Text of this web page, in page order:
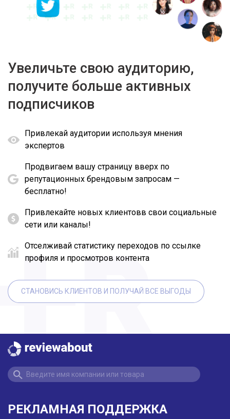
Увеличьте свою аудиторию,
получите больше активных
подписчиков
Привлекай аудитории используя мнения
экспертов
Продвигаем вашу страницу вверх по
репутационных брендовым запросам —
бесплатно!
Привлекайте новых клиентовв свои социальные
сети или каналы!
Отселживай статистику переходов по ссылке
профиля и просмотров контента
СТАНОВИСЬ КЛИЕНТОВ И ПОЛУЧАЙ ВСЕ ВЫГОДЫ
РЕКЛАМНАЯ ПОДДЕРЖКА